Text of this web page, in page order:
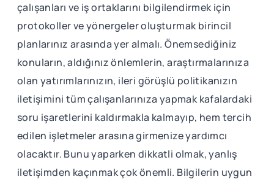
çalışanları ve iş ortaklarını bilgilendirmek için
protokoller ve yönergeler oluşturmak birincil
planlarınız arasında yer almalı. Önemsediğiniz
konuların, aldığınız önlemlerin, araştırmalarınıza
olan yatırımlarınızın, ileri görüşlü politikanızın
iletişimini tüm çalışanlarınıza yapmak kafalardaki
soru işaretlerini kaldırmakla kalmayıp, hem tercih
edilen işletmeler arasına girmenize yardımcı
olacaktır. Bunu yaparken dikkatli olmak, yanlış
iletişimden kaçınmak çok önemli. Bilgilerin uygun